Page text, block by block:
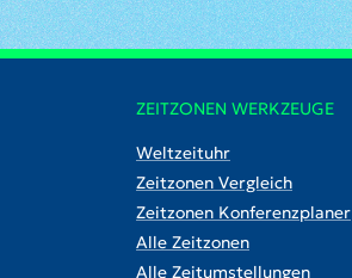
ZEITZONEN WERKZEUGE
Weltzeituhr
Zeitzonen Vergleich
Zeitzonen Konferenzplaner
Alle Zeitzonen
Alle Zeitumstellungen